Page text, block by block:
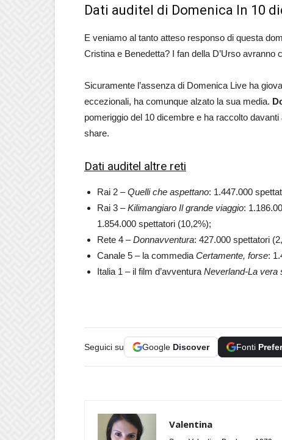
Dati auditel di Domenica In 10
E veniamo al tanto atteso responso di questa
Cristina e Benedetta? I fan della D’Urso avranno
Sicuramente l’assenza di Domenica Live ha
eccezionali, ha comunque alzato la sua media.
pomeriggio del 10 dicembre e ha raccolto
share.
Dati auditel altre reti
Rai 2 –Quelli che aspettano: 1.447.000
Rai 3 –Kilimangiaro Il grande viaggio:
1.854.000 spettatori (10,2%);
Rete 4 –Donnavventura: 427.000 spettatori
Canale 5 – la commedia Certamente, forse:
Italia 1 – il film d’avventura Neverland-La vera
Seguici su Google Discover Fonti
Valentina